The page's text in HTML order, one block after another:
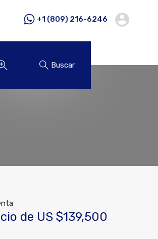
+1 (809) 216-6246
Buscar
de US $139,500